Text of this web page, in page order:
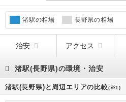
渚駅の相場 長野県の相場
治安 アクセス
渚駅(長野県)の環境・治安
渚駅(長野県)と周辺エリアの比較(※1)